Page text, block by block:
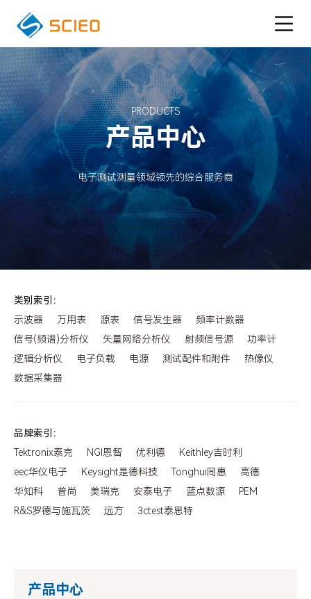
PRODUCTS
产品中心
电子测试测量领域领先的综合服务商
类别索引：
示波器
万用表 源表 信号发生器
频率计数器
信号(频谱)分析仪
矢量网络分析仪 射频信号源
功率计
逻辑分析仪
电子负载 电源 测试配件和附件
热像仪
数据采集器
品牌索引：
Tektronix泰克
NGI恩智 优利德
Keithley吉时利
eec华仪电子
Keysight是德科技 Tonghui同惠
高德
华知科
普尚 美瑞克 安泰电子 蓝点数源
PEM
R&S罗德与施瓦茨
远方 3ctest泰思特
产品中心